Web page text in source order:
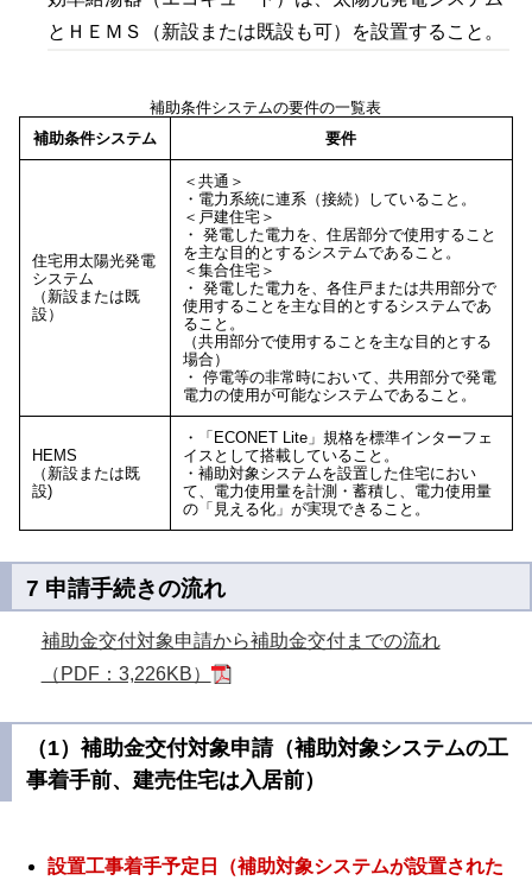
とＨＥＭＳ（新設または既設も可）を設置すること。
補助条件システムの要件の一覧表
補助条件システム
要件
住宅用太陽光発電
システム
（新設または既
設）
＜共通＞
・電力系統に連系（接続）していること。
＜戸建住宅＞
・ 発電した電力を、住居部分で使用すること
を主な目的とするシステムであること。
＜集合住宅＞
・ 発電した電力を、各住戸または共用部分で
使用することを主な目的とするシステムであ
ること。
（共用部分で使用することを主な目的とする
場合）
・ 停電等の非常時において、共用部分で発電
電力の使用が可能なシステムであること。
HEMS
（新設または既
設)
・「ECONET Lite」規格を標準インターフェ
イスとして搭載していること。
・補助対象システムを設置した住宅におい
て、電力使用量を計測・蓄積し、電力使用量
の「見える化」が実現できること。
7 申請手続きの流れ
補助金交付対象申請から補助金交付までの流れ
（PDF：3,226KB）
（1）補助金交付対象申請（補助対象システムの工
事着手前、建売住宅は入居前）
設置工事着手予定日（補助対象システムが設置された